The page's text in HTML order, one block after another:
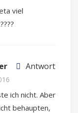
viel
Antwort
ich nicht. Aber
behaupten,